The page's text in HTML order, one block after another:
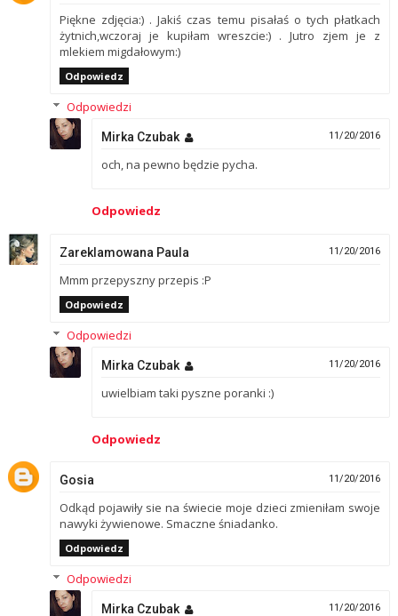
Piękne zdjęcia:) . Jakiś czas temu pisałaś o tych płatkach
żytnich,wczoraj je kupiłam wreszcie:) . Jutro zjem je z
mlekiem migdałowym:)
Odpowiedz
Odpowiedzi
Mirka Czubak 11/20/2016
och, na pewno będzie pycha.
Odpowiedz
Zareklamowana Paula 11/20/2016
Mmm przepyszny przepis :P
Odpowiedz
Odpowiedzi
Mirka Czubak 11/20/2016
uwielbiam taki pyszne poranki :)
Odpowiedz
Gosia 11/20/2016
Odkąd pojawiły sie na świecie moje dzieci zmieniłam swoje
nawyki żywienowe. Smaczne śniadanko.
Odpowiedz
Odpowiedzi
Mirka Czubak 11/20/2016